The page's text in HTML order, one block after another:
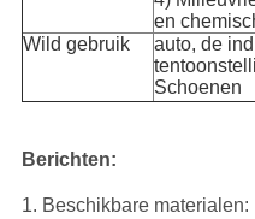
en
Wild gebruik
auto, de
Schoenen
Berichten:
1. Beschikbare